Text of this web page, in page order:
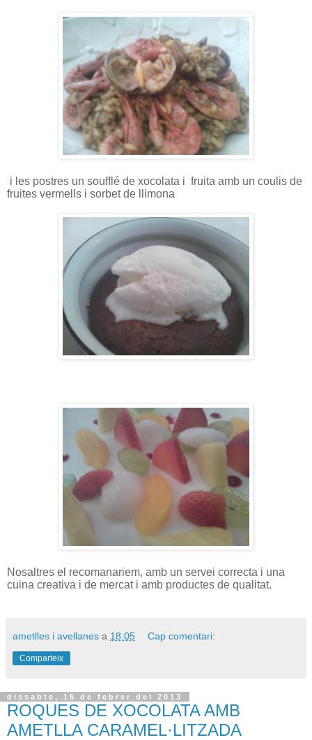
i les postres un soufflé de xocolata i fruita amb un coulis de
fruites vermells i sorbet de llimona
Nosaltres el recomanariem, amb un servei correcta i una
cuina creativa i de mercat i amb productes de qualitat.
ametlles i avellanes a 18:05 Cap comentari:
Comparteix
dissabte, 16 de febrer del 2013
ROQUES DE XOCOLATA AMB
AMETLLA CARAMEL·LITZADA